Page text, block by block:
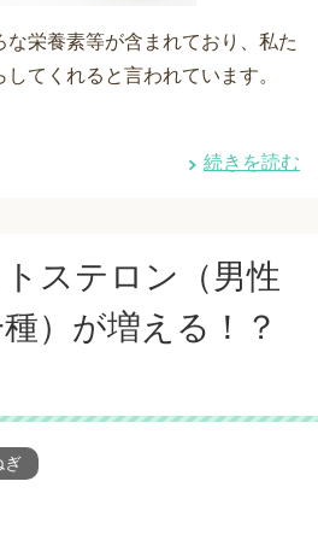
栄養素等が含まれており、私た
てくれると言われています。
続きを読む
ステロン（男性
）が増える！？
ぎ